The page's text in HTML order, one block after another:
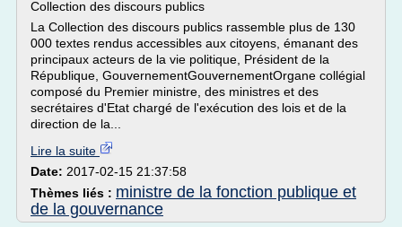
Collection des discours publics
La Collection des discours publics rassemble plus de 130
000 textes rendus accessibles aux citoyens, émanant des
principaux acteurs de la vie politique, Président de la
République, GouvernementGouvernementOrgane collégial
composé du Premier ministre, des ministres et des
secrétaires d'Etat chargé de l'exécution des lois et de la
direction de la...
Lire la suite
Date: 2017-02-15 21:37:58
Thèmes liés : ministre de la fonction publique et
de la gouvernance